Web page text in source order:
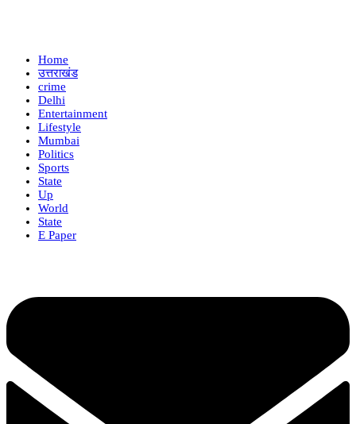
Home
उत्तराखंड
crime
Delhi
Entertainment
Lifestyle
Mumbai
Politics
Sports
State
Up
World
State
E Paper